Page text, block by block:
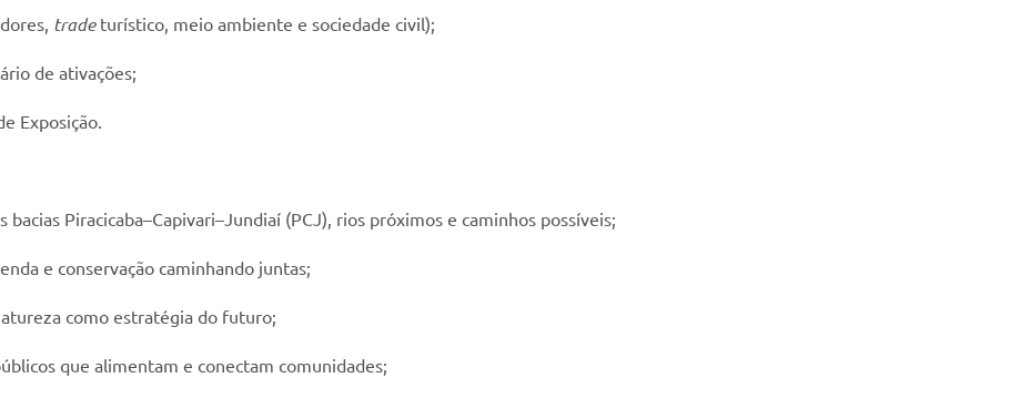
tradeturístico, meio ambiente e sociedade civil);
de ativações;
Exposição.
bacias Piracicaba–Capivari–Jundiaí (PCJ), rios próximos e caminhos possíveis;
e conservação caminhando juntas;
como estratégia do futuro;
que alimentam e conectam comunidades;